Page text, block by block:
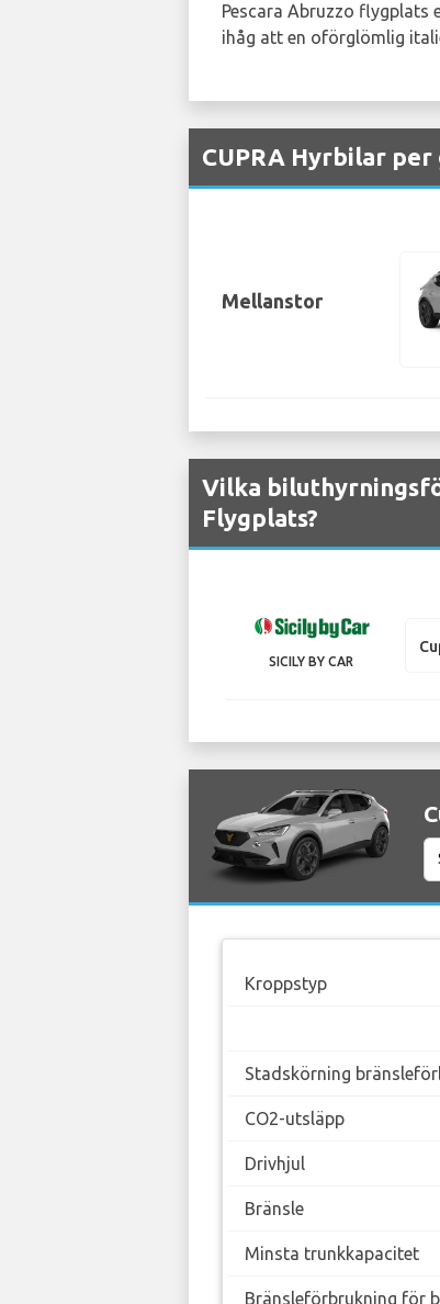
Pescara Abruzzo flygplats
ihåg att en oförglömlig
CUPRA Hyrbilar
Mellanstor
Vilka
Flygplats?
SICILY BY CAR
Kroppstyp
Stadskörning
CO2-utsläpp
Drivhjul
Bränsle
Minsta trunkkapacitet
Bränsleförbrukning för